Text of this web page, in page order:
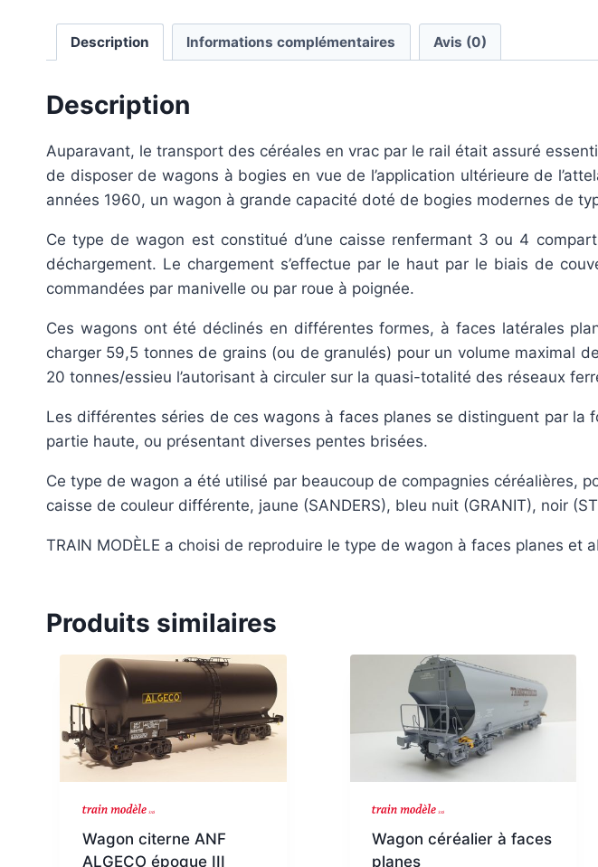
Description Informations complémentaires Avis (0)
Description
Auparavant, le transport des céréales en vrac par le rail était assuré
de disposer de wagons à bogies en vue de l’application ultérieure de
années 1960, un wagon à grande capacité doté de bogies modernes de
Ce type de wagon est constitué d’une caisse renfermant 3 ou 4
déchargement. Le chargement s’effectue par le haut par le biais de
commandées par manivelle ou par roue à poignée.
Ces wagons ont été déclinés en différentes formes, à faces latérales
charger 59,5 tonnes de grains (ou de granulés) pour un volume maximal
20 tonnes/essieu l’autorisant à circuler sur la quasi-totalité des réseaux
Les différentes séries de ces wagons à faces planes se distinguent par
partie haute, ou présentant diverses pentes brisées.
Ce type de wagon a été utilisé par beaucoup de compagnies céréalières,
caisse de couleur différente, jaune (SANDERS), bleu nuit (GRANIT), noir
TRAIN MODÈLE a choisi de reproduire le type de wagon à faces planes et
Produits similaires
Wagon citerne ANF
ALGECO époque III
Wagon céréalier à faces
planes